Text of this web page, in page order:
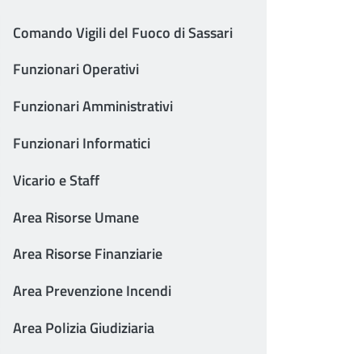
Comando Vigili del Fuoco di Sassari
Funzionari Operativi
Funzionari Amministrativi
Funzionari Informatici
Vicario e Staff
Area Risorse Umane
Area Risorse Finanziarie
Area Prevenzione Incendi
Area Polizia Giudiziaria